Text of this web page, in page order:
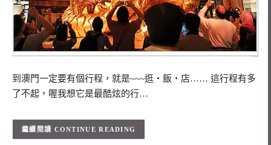
到澳門一定要有個行程，就是~~~逛‧飯‧店…… 這行程有多
了不起，喔我想它是最酷炫的行…
CONTINUE READING